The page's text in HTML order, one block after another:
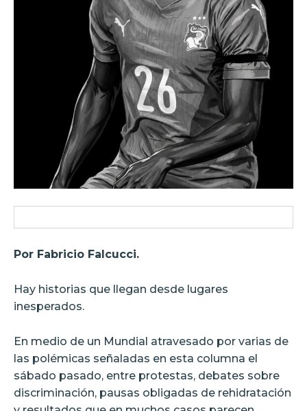
Por Fabricio Falcucci.
Hay historias que llegan desde lugares
inesperados.
En medio de un Mundial atravesado por varias de
las polémicas señaladas en esta columna el
sábado pasado, entre protestas, debates sobre
discriminación, pausas obligadas de rehidratación